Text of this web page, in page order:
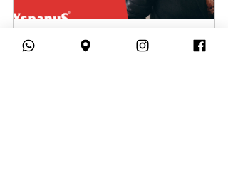
Superintensivo Online - Março
2022